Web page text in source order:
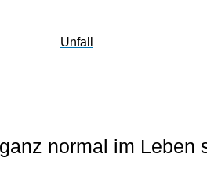
Unfall
normal im